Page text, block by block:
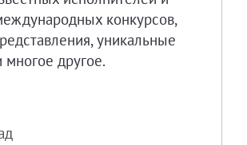
конкурсов,
уникальные
многое другое.